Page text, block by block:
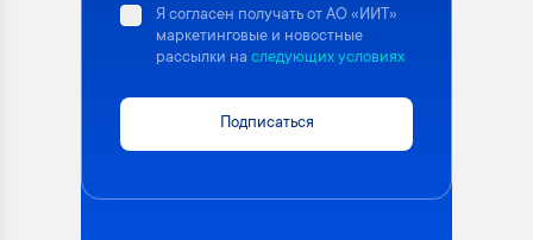
Я согласен получать от АО «ИИТ»
маркетинговые и новостные
рассылки на следующих условиях
Подписаться